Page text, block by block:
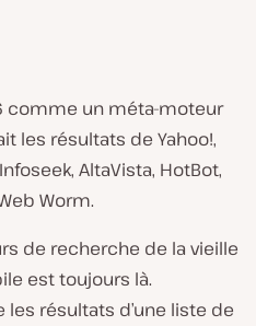
comme un méta-moteur
les résultats de Yahoo!,
AltaVista, HotBot,
Worm.
de recherche de la vieille
est toujours là.
les résultats d’une liste de